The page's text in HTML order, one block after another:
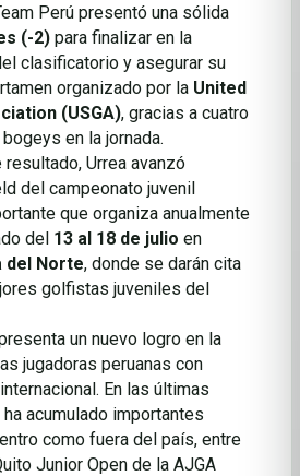
Perú presentó una sólida
(-2)para finalizar en la
clasificatorio y asegurar su
organizado por la United
(USGA), gracias a cuatro
en la jornada.
Urrea avanzó
del campeonato juvenil
que organiza anualmente
del 13 al 18 de julio en
del Norte, donde se darán cita
golfistas juveniles del
un nuevo logro en la
jugadoras peruanas con
En las últimas
acumulado importantes
como fuera del país, entre
Junior Open de la AJGA